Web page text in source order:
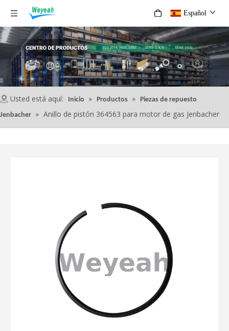
Español
Usted está aquí: Inicio » Productos » Piezas de repuesto
Jenbacher » Anillo de pistón 364563 para motor de gas Jenbacher